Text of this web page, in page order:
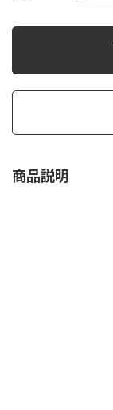
商品説明